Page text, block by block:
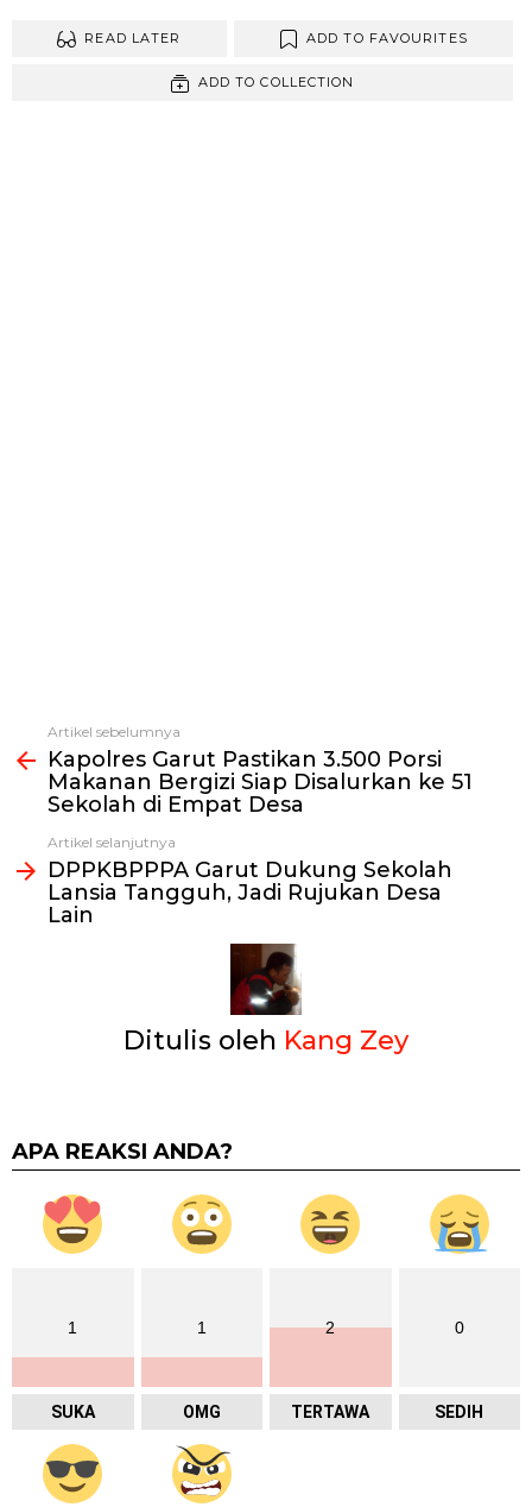
READ LATER ADD TO FAVOURITES
ADD TO COLLECTION
Lihat
selengkapnya
Artikel sebelumnya
Kapolres Garut Pastikan 3.500 Porsi
Makanan Bergizi Siap Disalurkan ke 51
Sekolah di Empat Desa
Artikel selanjutnya
DPPKBPPPA Garut Dukung Sekolah
Lansia Tangguh, Jadi Rujukan Desa
Lain
Ditulis oleh Kang Zey
APA REAKSI ANDA?
1
SUKA
1
OMG
2
TERTAWA
0
SEDIH